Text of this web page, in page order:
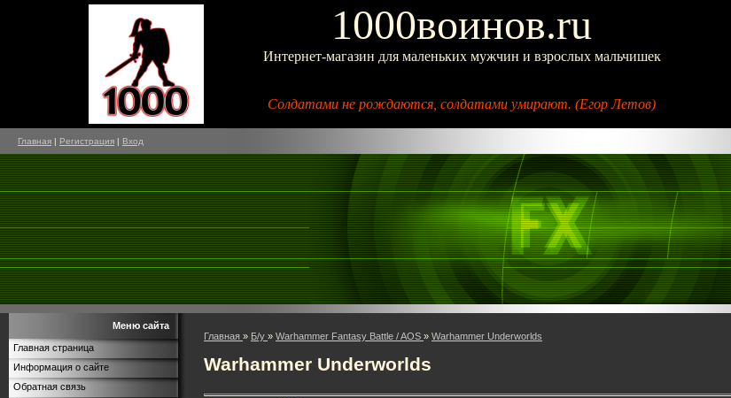
1000воинов.ru
Интернет-магазин для маленьких мужчин и взрослых мальчишек
Солдатами не рождаются, солдатами умирают. (Егор Летов)
Главная | Регистрация | Вход
Меню сайта
Главная страница
Информация о сайте
Обратная связь
Главная » Б/у » Warhammer Fantasy Battle / AOS » Warhammer Underworlds
Warhammer Underworlds